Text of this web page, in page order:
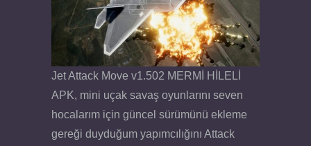
Jet Attack Move v1.502 MERMİ HİLELİ
APK, mini uçak savaş oyunlarını seven
hocalarım için güncel sürümünü ekleme
gereği duyduğum yapımcılığını Attack